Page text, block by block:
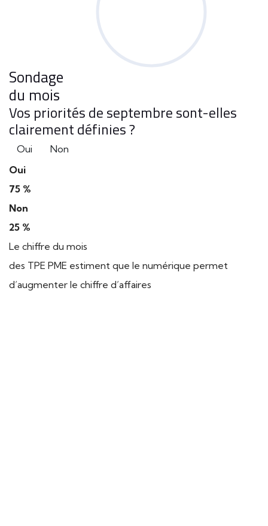
Sondage
du mois
Vos priorités de septembre sont-elles
clairement définies ?
Oui
Non
Oui
75 %
Non
25 %
Le chiffre du mois
des TPE PME estiment que le numérique permet
d’augmenter le chiffre d’affaires